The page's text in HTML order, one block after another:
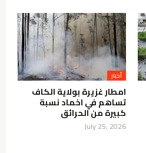
أخبار
امطار غزيرة بولاية الكاف
تساهم في اخماد نسبة
كبيرة من الحرائق
July 25, 2026